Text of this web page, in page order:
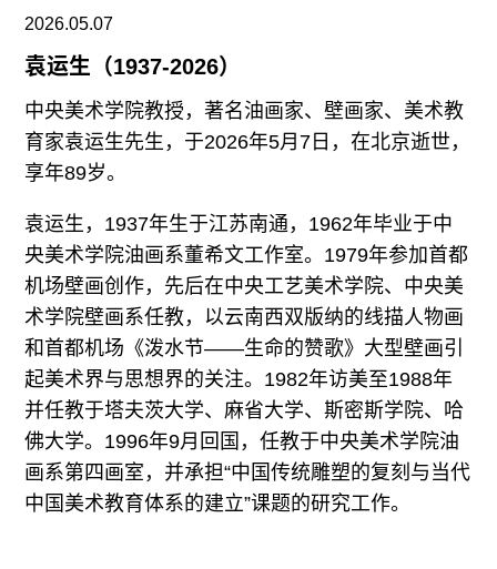
2026.05.07
袁运生（1937-2026）
中央美术学院教授，著名油画家、壁画家、美术教
育家袁运生先生，于2026年5月7日，在北京逝世，
享年89岁。
袁运生，1937年生于江苏南通，1962年毕业于中
央美术学院油画系董希文工作室。1979年参加首都
机场壁画创作，先后在中央工艺美术学院、中央美
术学院壁画系任教，以云南西双版纳的线描人物画
和首都机场《泼水节——生命的赞歌》大型壁画引
起美术界与思想界的关注。1982年访美至1988年
并任教于塔夫茨大学、麻省大学、斯密斯学院、哈
佛大学。1996年9月回国，任教于中央美术学院油
画系第四画室，并承担“中国传统雕塑的复刻与当代
中国美术教育体系的建立”课题的研究工作。